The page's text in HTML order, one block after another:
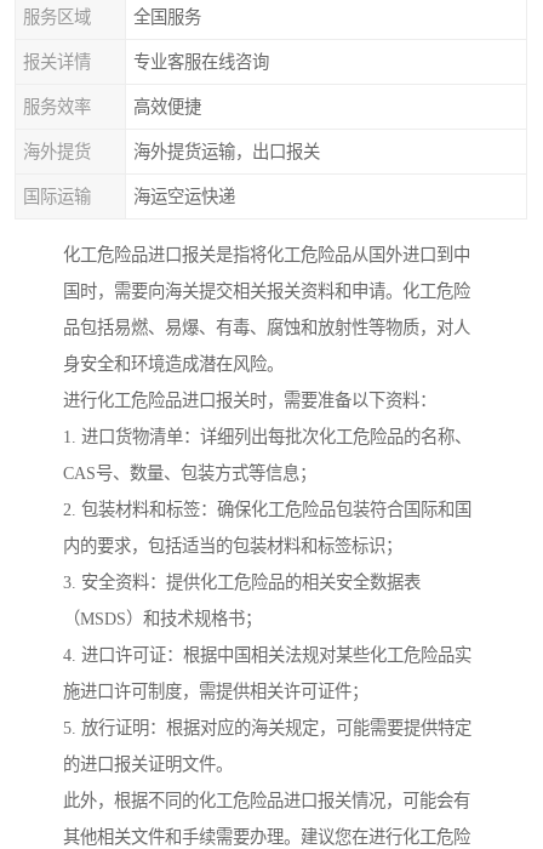
服务区域 全国服务
报关详情 专业客服在线咨询
服务效率 高效便捷
海外提货 海外提货运输，出口报关
国际运输 海运空运快递
化工危险品进口报关是指将化工危险品从国外进口到中
国时，需要向海关提交相关报关资料和申请。化工危险
品包括易燃、易爆、有毒、腐蚀和放射性等物质，对人
身安全和环境造成潜在风险。
进行化工危险品进口报关时，需要准备以下资料：
1. 进口货物清单：详细列出每批次化工危险品的名称、
CAS号、数量、包装方式等信息；
2. 包装材料和标签：确保化工危险品包装符合国际和国
内的要求，包括适当的包装材料和标签标识；
3. 安全资料：提供化工危险品的相关安全数据表
（MSDS）和技术规格书；
4. 进口许可证：根据中国相关法规对某些化工危险品实
施进口许可制度，需提供相关许可证件；
5. 放行证明：根据对应的海关规定，可能需要提供特定
的进口报关证明文件。
此外，根据不同的化工危险品进口报关情况，可能会有
其他相关文件和手续需要办理。建议您在进行化工危险